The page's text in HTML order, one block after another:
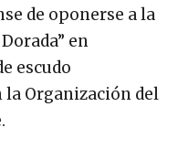
de oponerse a la
en
escudo
Organización del